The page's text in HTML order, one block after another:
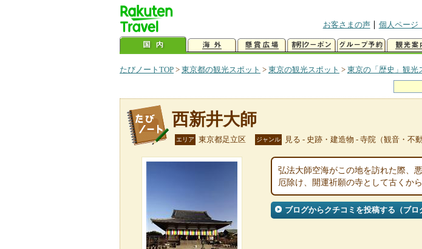
お客さまの声
個人ページ
たびノートTOP > 東京都の観光スポット > 東京の観光スポット > 東京の「歴史」観光
西新井大師
エリア 東京都足立区 ジャンル 見る - 史跡・建造物 - 寺院（観音・不動
弘法大師空海がこの地を訪れた際、
厄除け、開運祈願の寺として古くか
ブログからクチコミを投稿する（ブロ